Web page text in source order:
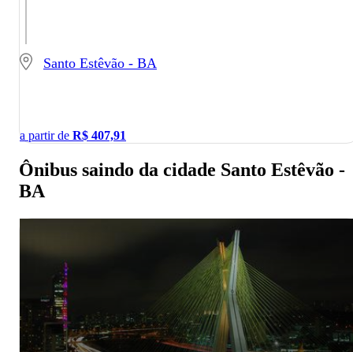
Santo Estêvão - BA
a partir de R$ 407,91
Ônibus saindo da cidade Santo Estêvão -
BA